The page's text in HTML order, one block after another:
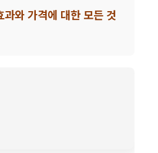
와 가격에 대한 모든 것